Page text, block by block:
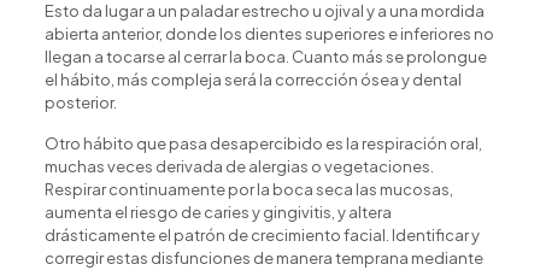
Esto da lugar a un paladar estrecho u ojival y a una mordida
abierta anterior, donde los dientes superiores e inferiores no
llegan a tocarse al cerrar la boca. Cuanto más se prolongue
el hábito, más compleja será la corrección ósea y dental
posterior.
Otro hábito que pasa desapercibido es la respiración oral,
muchas veces derivada de alergias o vegetaciones.
Respirar continuamente por la boca seca las mucosas,
aumenta el riesgo de caries y gingivitis, y altera
drásticamente el patrón de crecimiento facial. Identificar y
corregir estas disfunciones de manera temprana mediante